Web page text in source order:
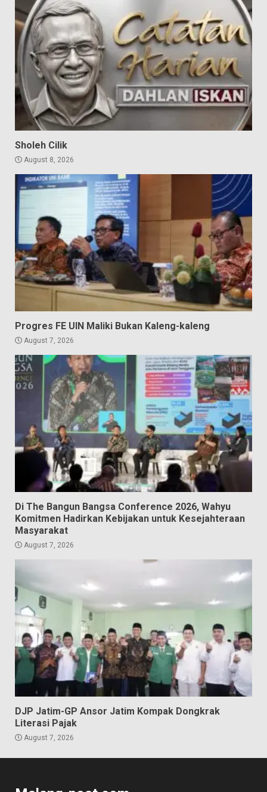
Sholeh Cilik
August 8, 2026
Progres FE UIN Maliki Bukan Kaleng-kaleng
August 7, 2026
Di The Bangun Bangsa Conference 2026, Wahyu
Komitmen Hadirkan Kebijakan untuk Kesejahteraan
Masyarakat
August 7, 2026
DJP Jatim-GP Ansor Jatim Kompak Dongkrak
Literasi Pajak
August 7, 2026